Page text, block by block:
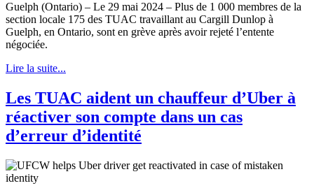
Guelph (Ontario) – Le 29 mai 2024 – Plus de 1 000 membres de la
section locale 175 des TUAC travaillant au Cargill Dunlop à
Guelph, en Ontario, sont en grève après avoir rejeté l’entente
négociée.
Lire la suite...
Les TUAC aident un chauffeur d’Uber à
réactiver son compte dans un cas
d’erreur d’identité